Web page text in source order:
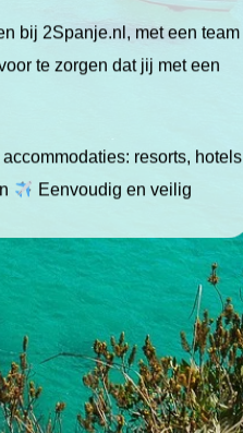
bij 2Spanje.nl, met een team
te zorgen dat jij met een
resorts, hotels
Eenvoudig en veilig